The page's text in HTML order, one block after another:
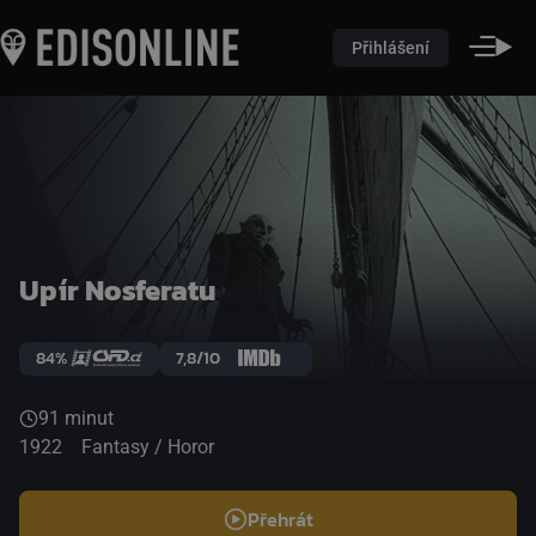
Přihlášení
Upír Nosferatu
84% 7,8/10
91 minut
1922
Fantasy / Horor
Přehrát